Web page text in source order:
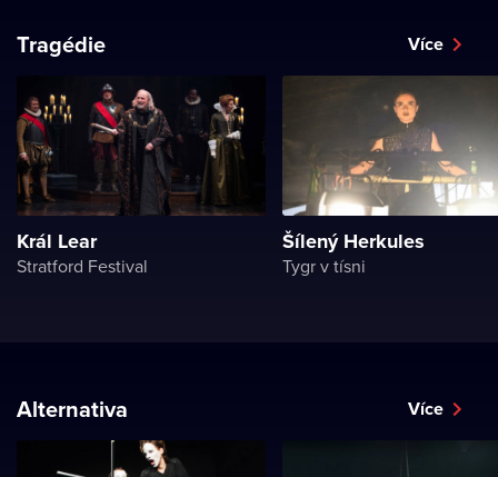
Tragédie Více
Král Lear
Stratford Festival
Šílený Herkules
Tygr v tísni
Alternativa Více